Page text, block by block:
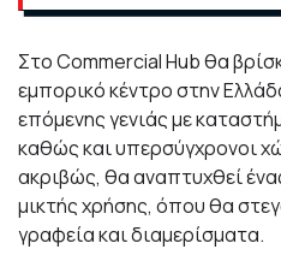
Στο Commercial Hub θα
εμπορικό κέντρο στην
επόμενης γενιάς με
καθώς και υπερσύγχρονοι
ακριβώς, θα αναπτυχθεί
μικτής χρήσης, όπου θα
γραφεία και διαμερίσματα.